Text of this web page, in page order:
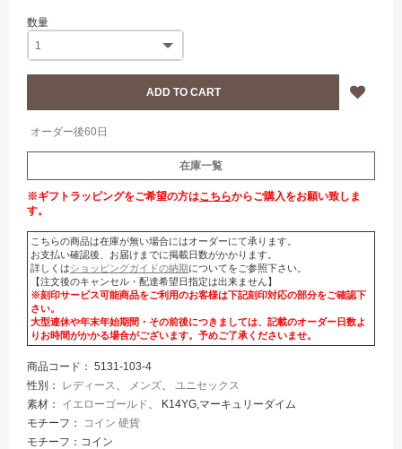
オーダー後60日
在庫一覧
※ギフトラッピングをご希望の方はこちらからご購入をお願い致しま
す。
こちらの商品は在庫が無い場合にはオーダーにて承ります。
お支払い確認後、お届けまでに掲載日数がかかります。
詳しくはショッピングガイドの納期についてをご参照下さい。
【注文後のキャンセル・配達希望日指定は出来ません】
※刻印サービス可能商品をご利用のお客様は下記刻印対応の部分をご確認下
さい。
大型連休や年末年始期間・その前後につきましては、記載のオーダー日数よ
りお時間がかかる場合がございます。予めご了承くださいませ。
商品コード： 5131-103-4
性別：
レディース、 メンズ、 ユニセックス
素材： イエローゴールド、 K14YG,マーキュリーダイム
モチーフ：
コイン 硬貨
モチーフ：コイン